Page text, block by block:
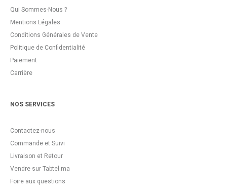
Qui Sommes-Nous ?
Mentions Légales
Conditions Générales de Vente
Politique de Confidentialité
Paiement
Carrière
NOS SERVICES
Contactez-nous
Commande et Suivi
Livraison et Retour
Vendre sur Tabtel.ma
Foire aux questions